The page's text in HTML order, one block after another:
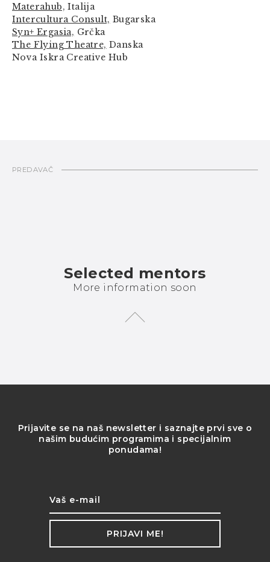
Materahub, Italija
Intercultura Consult, Bugarska
Syn+ Ergasia, Grčka
The Flying Theatre, Danska
Nova Iskra Creative Hub
PREDAVAČ
Selected mentors
More information soon
Prijavite se na naš newsletter i saznajte prvi sve o
našim budućim programima i specijalnim
ponudama!
PRIJAVI ME!